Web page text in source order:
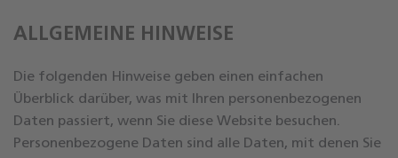
ALLGEMEINE HINWEISE
Die folgenden Hinweise geben einen einfachen
Überblick darüber, was mit Ihren personenbezogenen
Daten passiert, wenn Sie diese Website besuchen.
Personenbezogene Daten sind alle Daten, mit denen Sie